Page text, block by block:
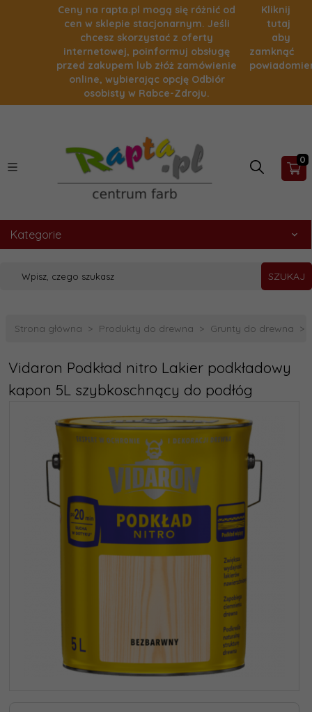
Ceny na rapta.pl mogą się różnić od
cen w sklepie stacjonarnym. Jeśli
chcesz skorzystać z oferty
internetowej, poinformuj obsługę
przed zakupem lub złóż zamówienie
online, wybierając opcję Odbiór
osobisty w Rabce-Zdroju.
Kliknij
tutaj
aby
zamknąć
0
Kategorie
SZUKAJ
Strona główna Produkty do drewna Grunty do drewna
Vidaron Podkład nitro Lakier podkładowy
kapon 5L szybkoschnący do podłóg